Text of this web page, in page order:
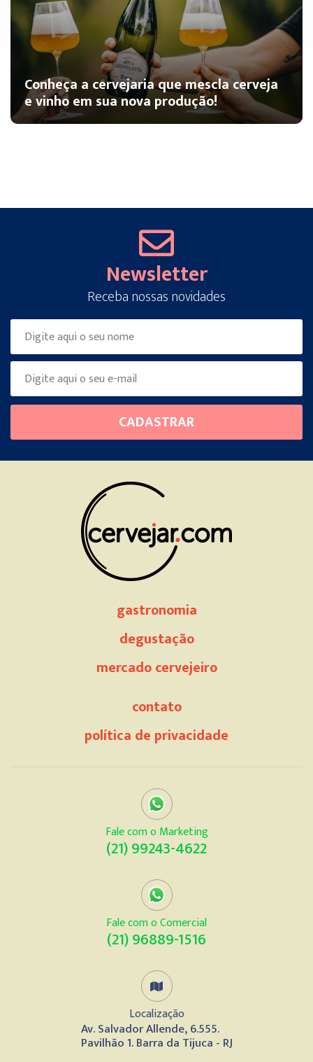
Conheça a cervejaria que mescla cerveja
e vinho em sua nova produção!
Newsletter
Receba nossas novidades
this
field
CADASTRAR
gastronomia
degustação
mercado cervejeiro
contato
política de privacidade
Fale com o Marketing
(21) 99243-4622
Fale com o Comercial
(21) 96889-1516
Localização
Av. Salvador Allende, 6.555.
Pavilhão 1. Barra da Tijuca - RJ